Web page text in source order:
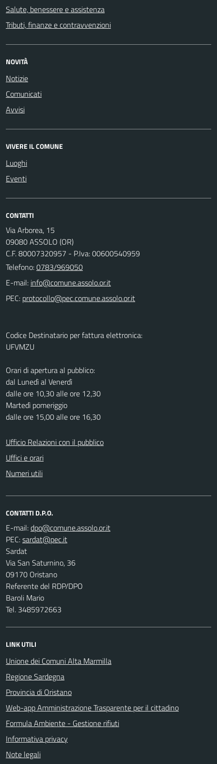
Salute, benessere e assistenza
Tributi, finanze e contravvenzioni
NOVITÀ
Notizie
Comunicati
Avvisi
VIVERE IL COMUNE
Luoghi
Eventi
CONTATTI
Via Arborea, 15
09080 ASSOLO (OR)
C.F. 80007320957 - P.Iva: 00600540959
Telefono:0783/969050
E-mail:
PEC:
Codice Destinatario per fattura elettronica:
UFVMZU
Orari di apertura al pubblico:
dal Lunedì al Venerdì
dalle ore 10,30 alle ore 12,30
Martedì pomeriggio
dalle ore 15,00 alle ore 16,30
Ufficio Relazioni con il pubblico
Uffici e orari
Numeri utili
CONTATTI D.P.O.
E-mail:
PEC:
Sardat
Via San Saturnino, 36
09170 Oristano
Referente del RDP/DPO
Baroli Mario
Tel. 3485972663
LINK UTILI
Unione dei Comuni Alta Marmilla
Regione Sardegna
Provincia di Oristano
Web-app Amministrazione Trasparente per il cittadino
Formula Ambiente - Gestione rifiuti
Informativa privacy
Note legali